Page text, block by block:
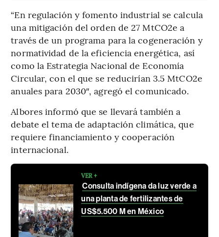
“En regulación y fomento industrial se calcula
una mitigación del orden de 27 MtCO2e a
través de un programa para la cogeneración y
normatividad de la eficiencia energética, así
como la Estrategia Nacional de Economía
Circular, con el que se reducirían 3.5 MtCO2e
anuales para 2030″, agregó el comunicado.
Albores informó que se llevará también a
debate el tema de adaptación climática, que
requiere financiamiento y cooperación
internacional.
VER +
Consulta indígena da luz verde a
una planta de fertilizantes de
US$5.500 M en México